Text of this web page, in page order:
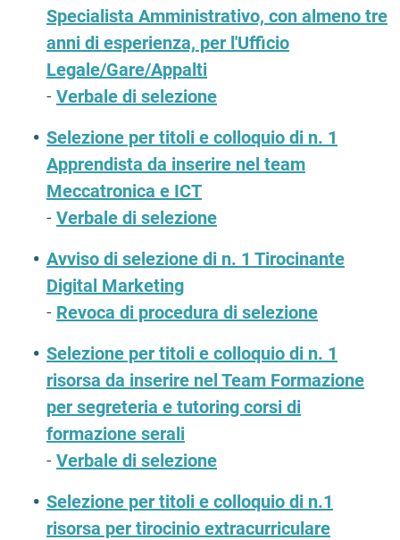
Specialista Amministrativo, con almeno tre
anni di esperienza, per l'Ufficio
Legale/Gare/Appalti
- Verbale di selezione
Selezione per titoli e colloquio di n. 1
Apprendista da inserire nel team
Meccatronica e ICT
- Verbale di selezione
Avviso di selezione di n. 1 Tirocinante
Digital Marketing
- Revoca di procedura di selezione
Selezione per titoli e colloquio di n. 1
risorsa da inserire nel Team Formazione
per segreteria e tutoring corsi di
formazione serali
- Verbale di selezione
Selezione per titoli e colloquio di n.1
risorsa per tirocinio extracurriculare